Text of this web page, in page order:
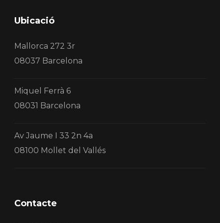
Ubicació
Mallorca 272 3r
08037 Barcelona
Miquel Ferrà 6
08031 Barcelona
Av Jaume I 33 2n 4a
08100 Mollet del Vallés
Contacte